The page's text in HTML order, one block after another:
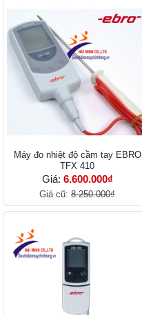
Máy đo nhiệt độ cầm tay EBRO
TFX 410
Giá: 6.600.000₫
Giá cũ: 8.250.000₫